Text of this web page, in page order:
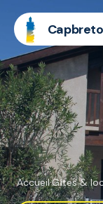
Accueil·Gîtes &